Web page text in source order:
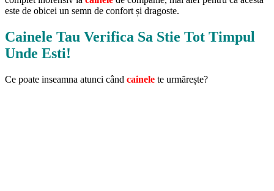
este de obicei un semn de confort și dragoste.
Cainele Tau Verifica Sa Stie Tot Timpul
Unde Esti!
Ce poate inseamna atunci când cainele te urmărește?